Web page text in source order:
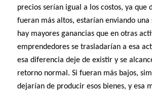
precios serían igual a los costos, ya que
fueran más altos, estarían enviando una
hay mayores ganancias que en otras
emprendedores se trasladarían a esa
esa diferencia deje de existir y se
retorno normal. Si fueran más bajos,
dejarían de producir esos bienes, y esa